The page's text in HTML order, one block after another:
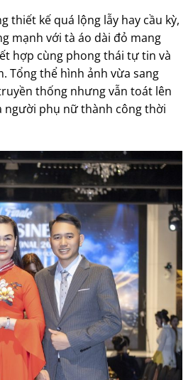
thiết kế quá lộng lẫy hay cầu kỳ,
mạnh với tà áo dài đỏ mang
hợp cùng phong thái tự tin và
Tổng thể hình ảnh vừa sang
thống nhưng vẫn toát lên
người phụ nữ thành công thời